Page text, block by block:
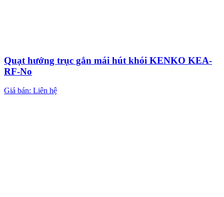
Quạt hướng trục gắn mái hút khói KENKO KEA-
RF-No
Giá bán: Liên hệ